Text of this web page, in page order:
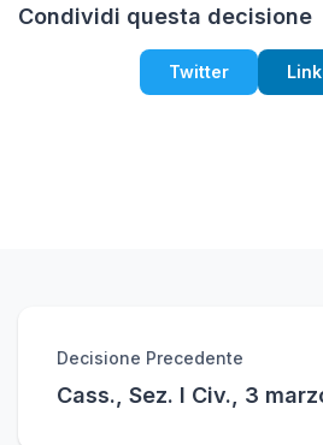
Condividi questa decisione
Twitter
Decisione Precedente
Cass., Sez. I Civ., 3